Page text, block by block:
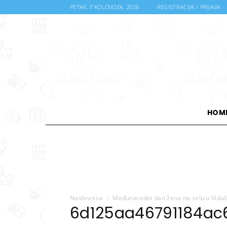
PETAK, 7 KOLOVOZA, 2026 REGISTRACIJA / PRIJAVA
Naslovnica Međunarodni dan žena na selu u